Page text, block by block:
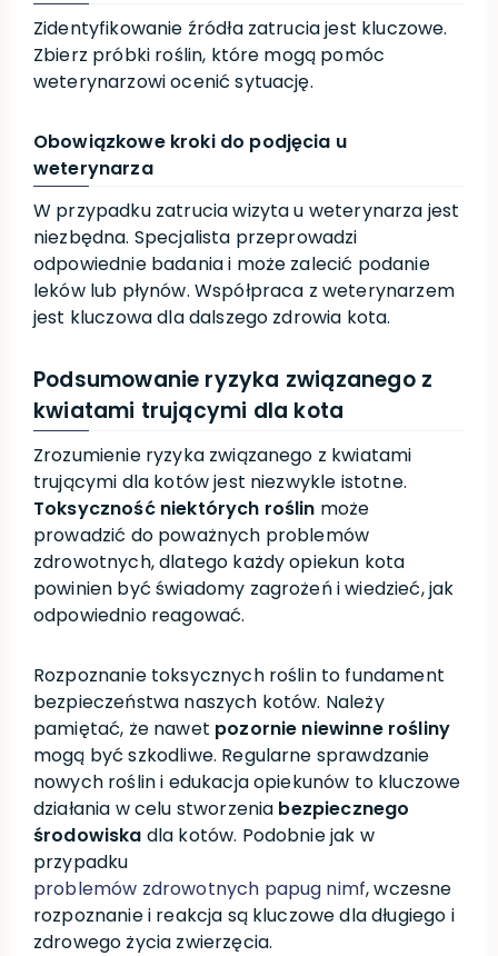
Zidentyfikowanie źródła zatrucia jest kluczowe.
Zbierz próbki roślin, które mogą pomóc
weterynarzowi ocenić sytuację.
Obowiązkowe kroki do podjęcia u
weterynarza
W przypadku zatrucia wizyta u weterynarza jest
niezbędna. Specjalista przeprowadzi
odpowiednie badania i może zalecić podanie
leków lub płynów. Współpraca z weterynarzem
jest kluczowa dla dalszego zdrowia kota.
Podsumowanie ryzyka związanego z
kwiatami trującymi dla kota
Zrozumienie ryzyka związanego z kwiatami
trującymi dla kotów jest niezwykle istotne.
Toksyczność niektórych roślin może
prowadzić do poważnych problemów
zdrowotnych, dlatego każdy opiekun kota
powinien być świadomy zagrożeń i wiedzieć, jak
odpowiednio reagować.
Rozpoznanie toksycznych roślin to fundament
bezpieczeństwa naszych kotów. Należy
pamiętać, że nawet pozornie niewinne rośliny
mogą być szkodliwe. Regularne sprawdzanie
nowych roślin i edukacja opiekunów to kluczowe
działania w celu stworzenia bezpiecznego
środowiska dla kotów. Podobnie jak w
przypadku
problemów zdrowotnych papug nimf, wczesne
rozpoznanie i reakcja są kluczowe dla długiego i
zdrowego życia zwierzęcia.